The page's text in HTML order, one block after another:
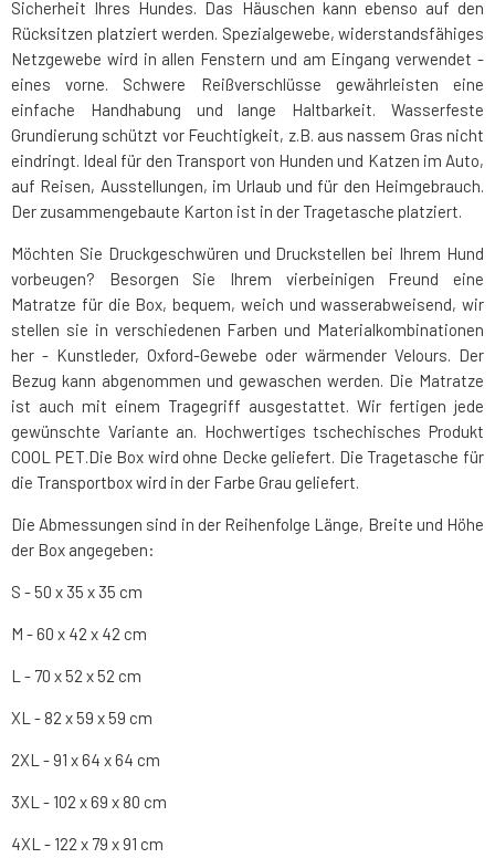
Sicherheit Ihres Hundes. Das Häuschen kann ebenso auf den
Rücksitzen platziert werden. Spezialgewebe, widerstandsfähiges
Netzgewebe wird in allen Fenstern und am Eingang verwendet -
eines vorne. Schwere Reißverschlüsse gewährleisten eine
einfache Handhabung und lange Haltbarkeit. Wasserfeste
Grundierung schützt vor Feuchtigkeit, z.B. aus nassem Gras nicht
eindringt. Ideal für den Transport von Hunden und Katzen im Auto,
auf Reisen, Ausstellungen, im Urlaub und für den Heimgebrauch.
Der zusammengebaute Karton ist in der Tragetasche platziert.
Möchten Sie Druckgeschwüren und Druckstellen bei Ihrem Hund
vorbeugen? Besorgen Sie Ihrem vierbeinigen Freund eine
Matratze für die Box, bequem, weich und wasserabweisend, wir
stellen sie in verschiedenen Farben und Materialkombinationen
her - Kunstleder, Oxford-Gewebe oder wärmender Velours. Der
Bezug kann abgenommen und gewaschen werden. Die Matratze
ist auch mit einem Tragegriff ausgestattet. Wir fertigen jede
gewünschte Variante an. Hochwertiges tschechisches Produkt
COOL PET.Die Box wird ohne Decke geliefert. Die Tragetasche für
die Transportbox wird in der Farbe Grau geliefert.
Die Abmessungen sind in der Reihenfolge Länge, Breite und Höhe
der Box angegeben:
S - 50 x 35 x 35 cm
M - 60 x 42 x 42 cm
L - 70 x 52 x 52 cm
XL - 82 x 59 x 59 cm
2XL - 91 x 64 x 64 cm
3XL - 102 x 69 x 80 cm
4XL - 122 x 79 x 91 cm